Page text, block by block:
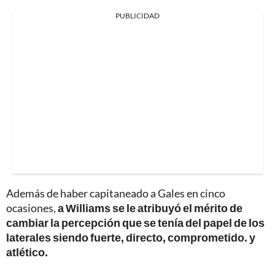
PUBLICIDAD
Además de haber capitaneado a Gales en cinco
ocasiones,a Williams se le atribuyó el mérito de
cambiar la percepción que se tenía del papel de los
laterales siendo fuerte, directo, comprometido. y
atlético.